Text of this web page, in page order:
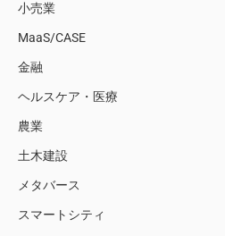
小売業
MaaS/CASE
金融
ヘルスケア・医療
農業
土木建設
メタバース
スマートシティ